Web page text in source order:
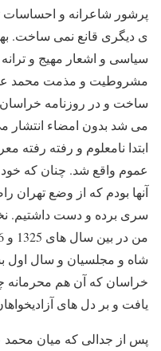
پرشور شاعرانه و احساسات
ی دیگری قانع نمی ساخت.
سیاسی و اشعار مهیج و
مشروطیت و مذمت محمد
ساخت و در روزنامه
می شد بدون امضاء انتشار
ابتدا نامعلوم و رفته
عموم واقع شد. چنان که
آنها بودم که از وضع تهران
سری برده و دست داشتیم.
شاه و مجلسیان و سال اول
خراسان که آن هم محرمانه
یافت و بر دل های
پس از جدالی که میان